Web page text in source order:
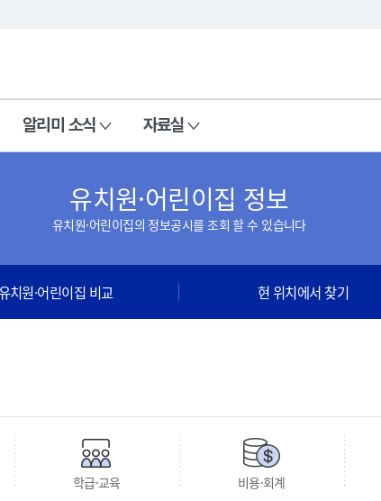
알리미 소식 자료실
유치원·어린이집 정보
유치원·어린이집의 정보공시를 조회 할 수 있습니다
치원·어린이집 비교 현 위치에서 찾기
학급·교육 비용·회계